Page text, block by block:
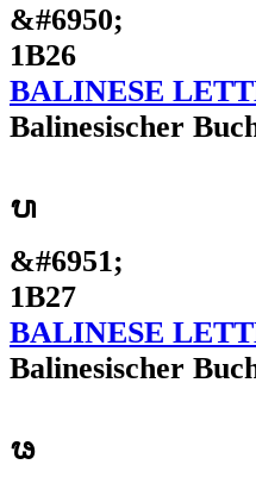
&#6950;
1B26
BALINESE
Balinesischer
ᬧ
&#6951;
1B27
BALINESE
Balinesischer
ᬨ